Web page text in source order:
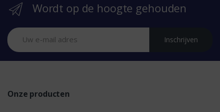
Wordt op de hoogte gehouden
Inschrijven
Onze producten